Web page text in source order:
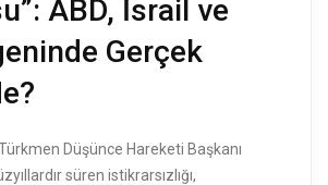
ABD, İsrail ve
Gerçek
Düşünce Hareketi Başkanı
süren istikrarsızlığı,